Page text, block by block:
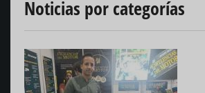
Noticias por categorías